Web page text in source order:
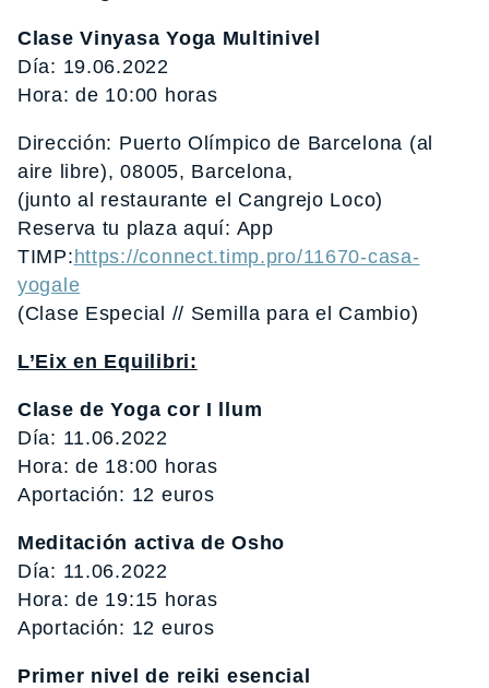
Clase Vinyasa Yoga Multinivel
Día: 19.06.2022
Hora: de 10:00 horas
Dirección: Puerto Olímpico de Barcelona (al
aire libre), 08005, Barcelona,
(junto al restaurante el Cangrejo Loco)
Reserva tu plaza aquí: App
TIMP:https://connect.timp.pro/11670-casa-
yogale
(Clase Especial // Semilla para el Cambio)
L’Eix en Equilibri:
Clase de Yoga cor I llum
Día: 11.06.2022
Hora: de 18:00 horas
Aportación: 12 euros
Meditación activa de Osho
Día: 11.06.2022
Hora: de 19:15 horas
Aportación: 12 euros
Primer nivel de reiki esencial